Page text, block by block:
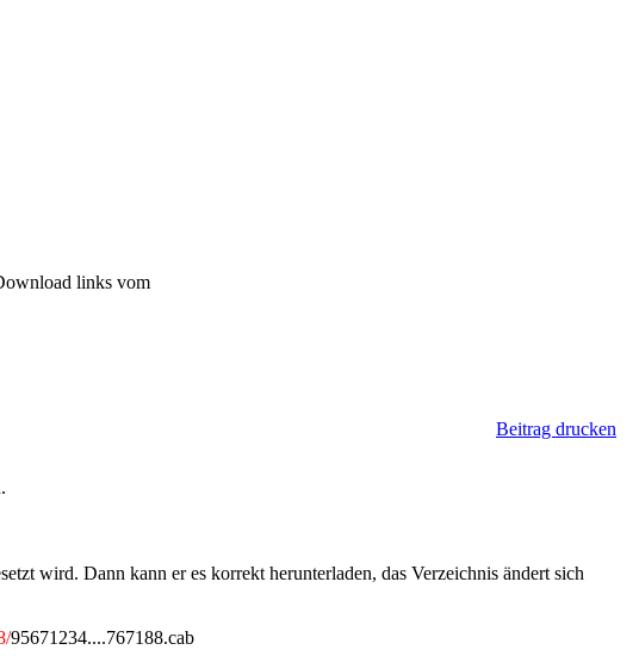
links vom
Beitrag drucken
wird. Dann kann er es korrekt herunterladen, das Verzeichnis ändert sich
95671234....767188.cab